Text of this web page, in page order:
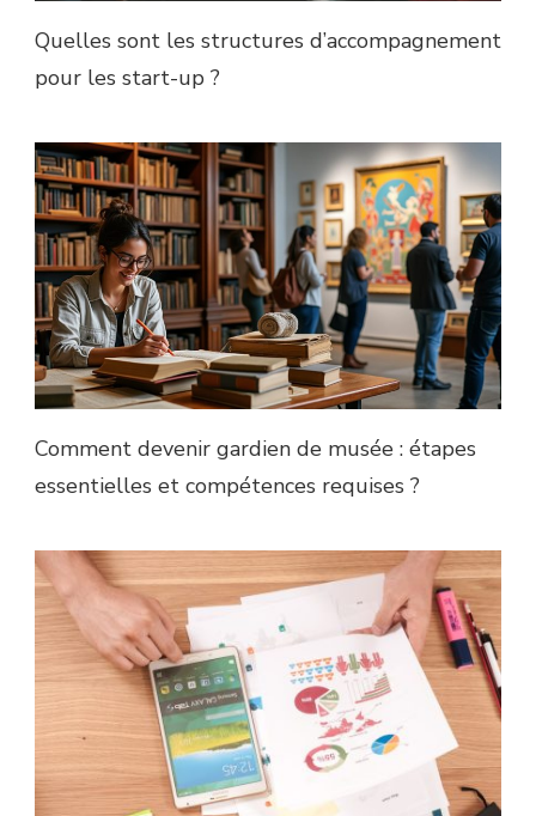
Quelles sont les structures d’accompagnement
pour les start-up ?
Comment devenir gardien de musée : étapes
essentielles et compétences requises ?